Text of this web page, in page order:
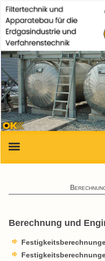
Produkte &
Zertifikate
Kontakt & Anfahrt
Berechnung und